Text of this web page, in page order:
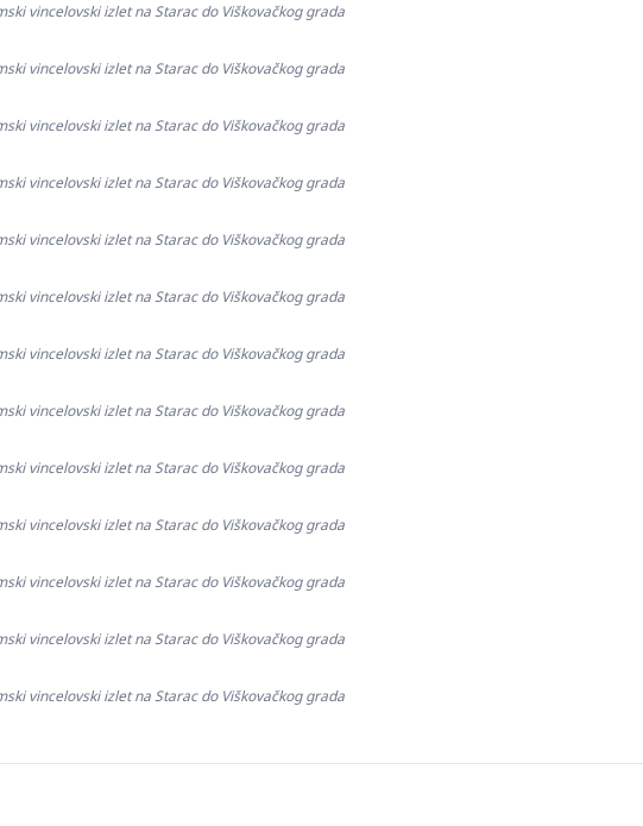
vincelovski izlet na Starac do Viškovačkog grada
vincelovski izlet na Starac do Viškovačkog grada
vincelovski izlet na Starac do Viškovačkog grada
vincelovski izlet na Starac do Viškovačkog grada
vincelovski izlet na Starac do Viškovačkog grada
vincelovski izlet na Starac do Viškovačkog grada
vincelovski izlet na Starac do Viškovačkog grada
vincelovski izlet na Starac do Viškovačkog grada
vincelovski izlet na Starac do Viškovačkog grada
vincelovski izlet na Starac do Viškovačkog grada
vincelovski izlet na Starac do Viškovačkog grada
vincelovski izlet na Starac do Viškovačkog grada
vincelovski izlet na Starac do Viškovačkog grada